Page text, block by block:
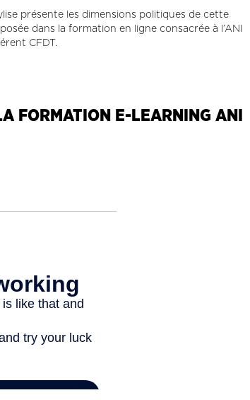
présente les dimensions politiques de cette
dans la formation en ligne consacrée à l’ANI
CFDT.
FORMATION E-LEARNING ANI